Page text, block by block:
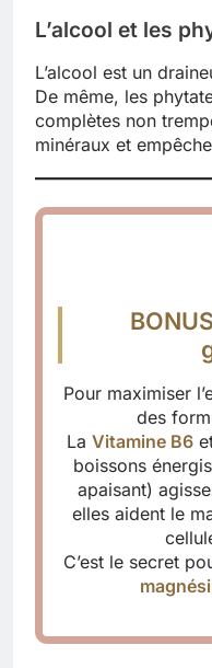
L’alcool et les
L’alcool est un
De même, les
complètes non
minéraux et
Pour maximiser
des
La Vitamine B6
boissons
apaisant)
elles aident le
C’est le secret